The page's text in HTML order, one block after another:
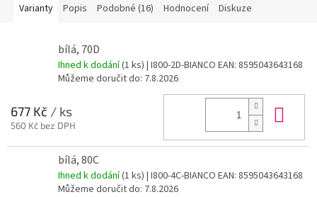
Varianty Popis Podobné (16) Hodnocení Diskuze
bílá, 70D
Ihned k dodání(1 ks) | I800-2D-BIANCO EAN: 8595043643168
Můžeme doručit do: 7.8.2026
677 Kč / ks
560 Kč bez DPH
bílá, 80C
Ihned k dodání(1 ks) | I800-4C-BIANCO EAN: 8595043643168
Můžeme doručit do: 7.8.2026